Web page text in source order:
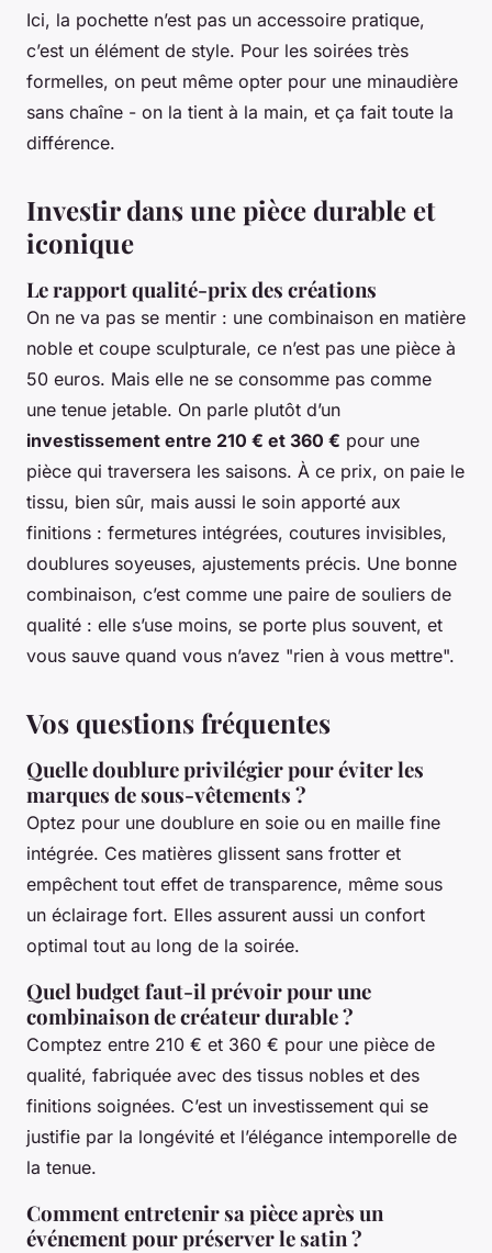
Ici, la pochette n’est pas un accessoire pratique,
c’est un élément de style. Pour les soirées très
formelles, on peut même opter pour une minaudière
sans chaîne - on la tient à la main, et ça fait toute la
différence.
Investir dans une pièce durable et
iconique
Le rapport qualité-prix des créations
On ne va pas se mentir : une combinaison en matière
noble et coupe sculpturale, ce n’est pas une pièce à
50 euros. Mais elle ne se consomme pas comme
une tenue jetable. On parle plutôt d’un
investissement entre 210 € et 360 € pour une
pièce qui traversera les saisons. À ce prix, on paie le
tissu, bien sûr, mais aussi le soin apporté aux
finitions : fermetures intégrées, coutures invisibles,
doublures soyeuses, ajustements précis. Une bonne
combinaison, c’est comme une paire de souliers de
qualité : elle s’use moins, se porte plus souvent, et
vous sauve quand vous n’avez "rien à vous mettre".
Vos questions fréquentes
Quelle doublure privilégier pour éviter les
marques de sous-vêtements ?
Optez pour une doublure en soie ou en maille fine
intégrée. Ces matières glissent sans frotter et
empêchent tout effet de transparence, même sous
un éclairage fort. Elles assurent aussi un confort
optimal tout au long de la soirée.
Quel budget faut-il prévoir pour une
combinaison de créateur durable ?
Comptez entre 210 € et 360 € pour une pièce de
qualité, fabriquée avec des tissus nobles et des
finitions soignées. C’est un investissement qui se
justifie par la longévité et l’élégance intemporelle de
la tenue.
Comment entretenir sa pièce après un
événement pour préserver le satin ?